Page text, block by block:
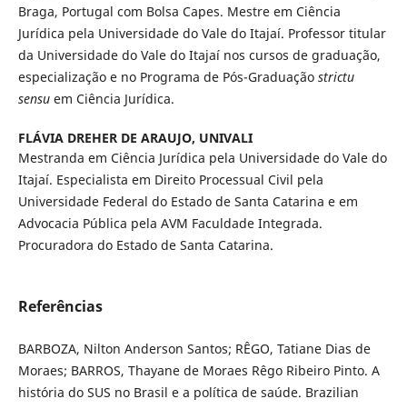
Braga, Portugal com Bolsa Capes. Mestre em Ciência
Jurídica pela Universidade do Vale do Itajaí. Professor titular
da Universidade do Vale do Itajaí nos cursos de graduação,
especialização e no Programa de Pós-Graduação strictu
sensuem Ciência Jurídica.
FLÁVIA DREHER DE ARAUJO, UNIVALI
Mestranda em Ciência Jurídica pela Universidade do Vale do
Itajaí. Especialista em Direito Processual Civil pela
Universidade Federal do Estado de Santa Catarina e em
Advocacia Pública pela AVM Faculdade Integrada.
Procuradora do Estado de Santa Catarina.
Referências
BARBOZA, Nilton Anderson Santos; RÊGO, Tatiane Dias de
Moraes; BARROS, Thayane de Moraes Rêgo Ribeiro Pinto. A
história do SUS no Brasil e a política de saúde. Brazilian